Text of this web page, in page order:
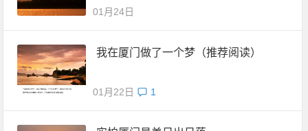
01月24日
我在厦门做了一个梦（推荐阅读）
01月22日 1